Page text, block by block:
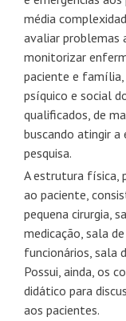
média
avaliar problemas
monitorizar
paciente e
psíquico e social
qualificados, de
buscando atingir a
pesquisa.
A estrutura física,
ao paciente,
pequena cirurgia,
medicação, sala
funcionários, sala
Possui, ainda, os
didático para
aos pacientes.